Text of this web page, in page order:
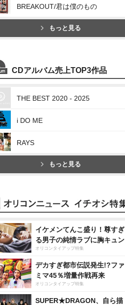
BREAKOUT/君は僕のもの
もっと見る
CDアルバム売上TOP3作品
THE BEST 2020 - 2025
i DO ME
RAYS
もっと見る
イケメンてんこ盛り！尊すぎ
る男子の純情ラブに胸キュン
オリコンタイアップ特集
デカすぎ都市伝説発生!?ファ
ミマ45％増量作戦再来
オリコンタイアップ特集
SUPER★DRAGON、自ら描